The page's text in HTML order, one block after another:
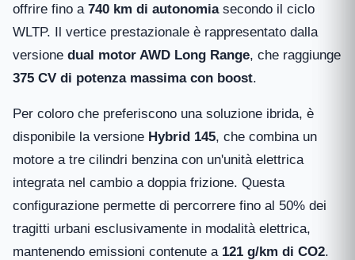
offrire fino a 740 km di autonomiasecondo il ciclo
WLTP. Il vertice prestazionale è rappresentato dalla
versione dual motor AWD Long Range, che raggiunge
375 CV di potenza massima con boost.
Per coloro che preferiscono una soluzione ibrida, è
disponibile la versione Hybrid 145, che combina un
motore a tre cilindri benzina con un'unità elettrica
integrata nel cambio a doppia frizione. Questa
configurazione permette di percorrere fino al 50% dei
tragitti urbani esclusivamente in modalità elettrica,
mantenendo emissioni contenute a 121 g/km di CO2.